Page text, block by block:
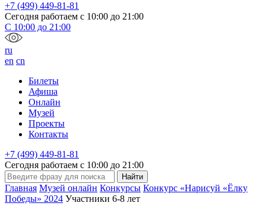
+7 (499) 449-81-81
Сегодня работаем с 10:00 до 21:00
С 10:00 до 21:00
ru
en cn
Билеты
Афиша
Онлайн
Музей
Проекты
Контакты
+7 (499) 449-81-81
Сегодня работаем с 10:00 до 21:00
Главная Музей онлайн Конкурсы Конкурс «Нарисуй «Ёлку
Победы» 2024 Участники 6-8 лет